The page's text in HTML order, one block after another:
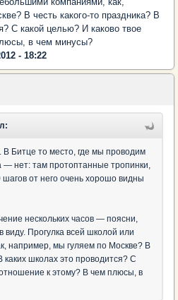
В честь какого-то праздника? В
С какой целью? И каково твое
в чем минусы?
- 18:22
Битце то место, где мы проводим
— нет: там протоптанные тропинки,
от него очень хорошо видны
нескольких часов — поясни,
Прогулка всей школой или
например, мы гуляем по Москве? В
каких школах это проводится? С
к этому? В чем плюсы, в